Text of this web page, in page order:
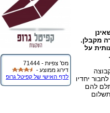
מס' צפיות - 71444
דירוג ממוצע -
לדף האישי של קפיטל גרופ
מקבלן.
על
יחדיו
להם